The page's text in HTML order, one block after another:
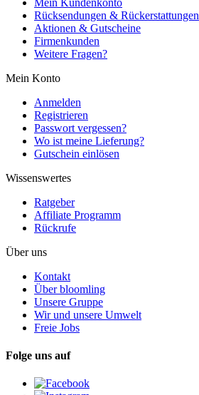
Rücksendungen & Rückerstattungen
Aktionen & Gutscheine
Firmenkunden
Weitere Fragen?
Mein Konto
Anmelden
Registrieren
Passwort vergessen?
Wo ist meine Lieferung?
Gutschein einlösen
Wissenswertes
Ratgeber
Affiliate Programm
Rückrufe
Über uns
Kontakt
Über bloomling
Unsere Gruppe
Wir und unsere Umwelt
Freie Jobs
Folge uns auf